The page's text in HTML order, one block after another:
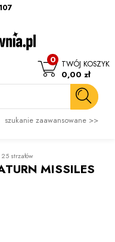
szukanie zaawansowane >>
TWÓJ KOSZYK
0
0,00 zł
strzałów
MISSILES